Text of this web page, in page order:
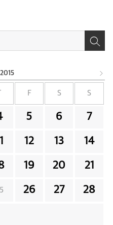
2015
F S S
5 6 7
12 13 14
19 20 21
26 27 28